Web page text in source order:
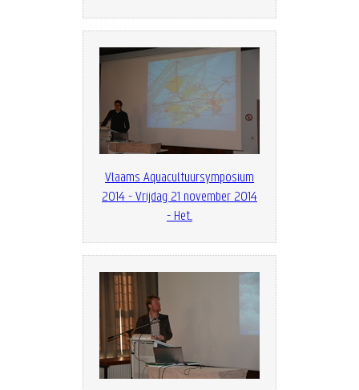
Vlaams Aquacultuursymposium
2014 - Vrijdag 21 november 2014
- Het...